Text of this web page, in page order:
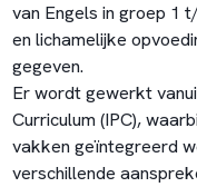
van Engels in groep 1
en lichamelijke
gegeven.
Er wordt gewerkt
Curriculum (IPC),
vakken geïntegreerd
verschillende